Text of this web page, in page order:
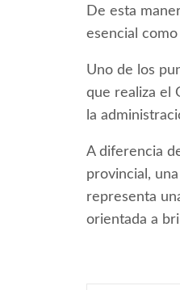
De esta
esencial
Uno de los
que realiza el
la
A diferencia
provincial,
representa
orientada a